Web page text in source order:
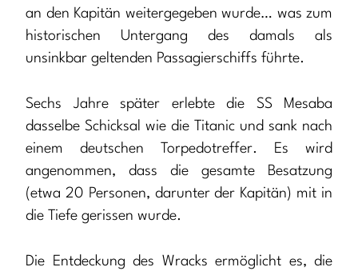
an den Kapitän weitergegeben wurde… was zum
historischen Untergang des damals als
unsinkbar geltenden Passagierschiffs führte.
Sechs Jahre später erlebte die SS Mesaba
dasselbe Schicksal wie die Titanic und sank nach
einem deutschen Torpedotreffer. Es wird
angenommen, dass die gesamte Besatzung
(etwa 20 Personen, darunter der Kapitän) mit in
die Tiefe gerissen wurde.
Die Entdeckung des Wracks ermöglicht es, die